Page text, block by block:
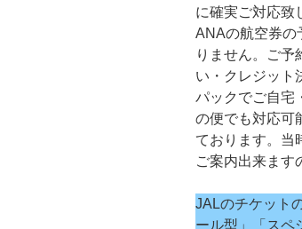
に確実ご対応致
ANAの航空券の
りません。ご予
い・クレジット
パックでご自宅
の便でも対応可
ております。当
ご案内出来ます
JALのチケット
ール型」「スペ